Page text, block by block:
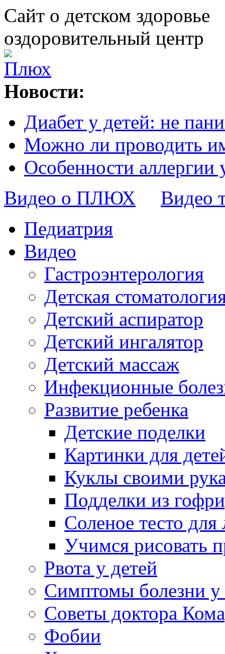
Сайт о детском здоровье
оздоровительный центр
Новости:
Диабет у детей: не
Можно ли проводить
Особенности аллергии
Видео о ПЛЮХ
Видео
Педиатрия
Видео
Гастроэнтерология
Детская
Детский аспиратор
Детский ингалятор
Детский массаж
Инфекционные
Развитие ребенка
Детские поделки
Картинки для
Куклы своими
Подделки из
Соленое тесто для
Учимся рисовать
Рвота у детей
Симптомы болезни у
Советы доктора
Фобии